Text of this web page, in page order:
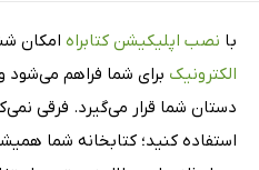
با نصب اپلیکیشن کتابراه امکان
الکترونیک برای شما فراهم می‌شود
دستان شما قرار می‌گیرد. فرقی
استفاده کنید؛ کتابخانه شما